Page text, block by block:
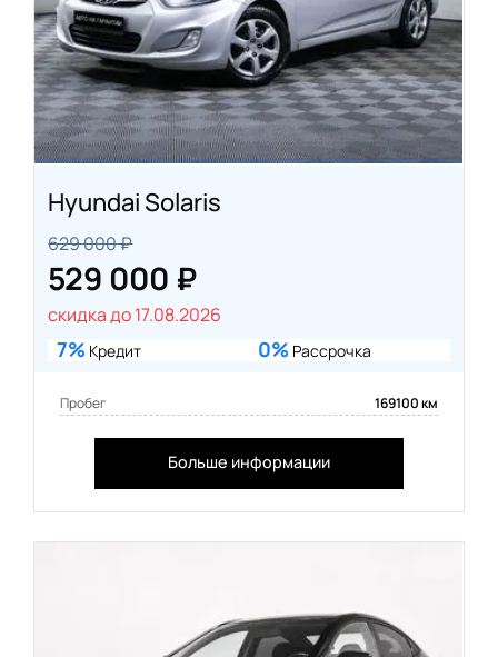
Hyundai Solaris
629 000 ₽
529 000 ₽
скидка до 17.08.2026
7% Кредит 0% Рассрочка
Пробег 169100 км
Больше информации